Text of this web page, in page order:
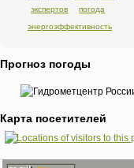
экспертов
погода
энергоэффективность
Прогноз погоды
Карта посетителей